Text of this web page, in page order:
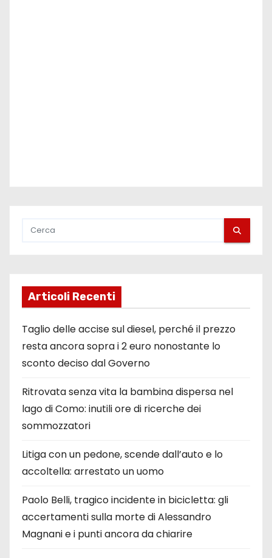
Articoli Recenti
Taglio delle accise sul diesel, perché il prezzo
resta ancora sopra i 2 euro nonostante lo
sconto deciso dal Governo
Ritrovata senza vita la bambina dispersa nel
lago di Como: inutili ore di ricerche dei
sommozzatori
Litiga con un pedone, scende dall’auto e lo
accoltella: arrestato un uomo
Paolo Belli, tragico incidente in bicicletta: gli
accertamenti sulla morte di Alessandro
Magnani e i punti ancora da chiarire